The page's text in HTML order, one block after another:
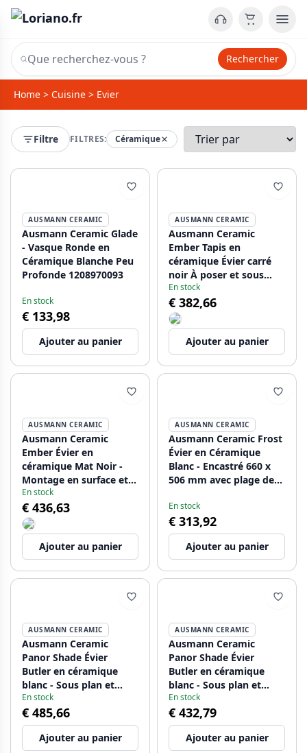
Rechercher
Home > Cuisine > Evier
Filtre FILTRES: Céramique
AUSMANN CERAMIC
Ausmann Ceramic Glade
- Vasque Ronde en
Céramique Blanche Peu
Profonde 1208970093
En stock
€ 133,98
Ajouter au panier
AUSMANN CERAMIC
Ausmann Ceramic
Ember Tapis en
céramique Évier carré
noir À poser et sous
plan 40 x 40 cm avec
bouchon en acier
inoxydable 1208970507
En stock
€ 382,66
Ajouter au panier
AUSMANN CERAMIC
Ausmann Ceramic
Ember Évier en
céramique Mat Noir -
Montage en surface et
sous plan 54 x 40 cm
avec bouchon en inox
1208970511
En stock
€ 436,63
Ajouter au panier
AUSMANN CERAMIC
Ausmann Ceramic Frost
Évier en Céramique
Blanc - Encastré 660 x
506 mm avec plage de
En stock
€ 313,92
Ajouter au panier
AUSMANN CERAMIC
Ausmann Ceramic
Panor Shade Évier
Butler en céramique
blanc - Sous plan et
entre plan 630 x 597
mm avec banc de
robinetterie et bouchon
Gun metal 1208970551
En stock
€ 485,66
Ajouter au panier
AUSMANN CERAMIC
Ausmann Ceramic
Panor Shade Évier
Butler en céramique
blanc - Sous plan et
entre plan 630 x 597
mm avec banc de
robinetterie et bouchon
noir mat 1208970554
En stock
€ 432,79
Ajouter au panier